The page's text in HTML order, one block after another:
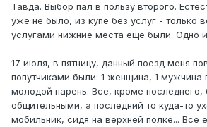
Тавда. Выбор пал в пользу второго.
уже не было, из купе без услуг - только
услугами нижние места еще были. Одно
17 июля, в пятницу, данный поезд меня
попутчиками были: 1 женщина, 1 мужчина
молодой парень. Все, кроме последнего,
общительными, а последний то куда-то
мобильник, сидя на верхней полке... Все